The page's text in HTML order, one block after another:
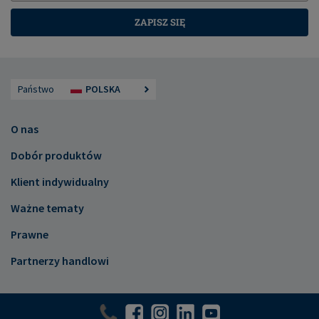
ZAPISZ SIĘ
Państwo POLSKA
O nas
Dobór produktów
Klient indywidualny
Ważne tematy
Prawne
Partnerzy handlowi